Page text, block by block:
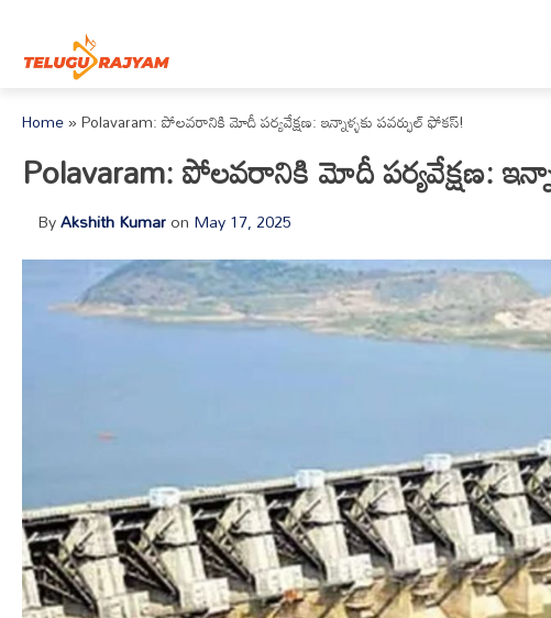
Home»Polavaram: పోలవరానికి మోదీ పర్యవేక్షణ: ఇన్నాళ్ళకు పవర్ఫుల్ ఫోకస్!
Polavaram: పోలవరానికి మోదీ పర్యవేక్షణ:
ByAkshith Kumaron May 17, 2025